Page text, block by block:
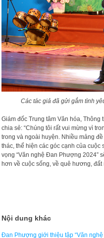
Các tác giả đã gửi gắm tình
Giám đốc Trung tâm Văn hóa,
chia sẻ: “Chúng tôi rất vui mừng vì
trong và ngoài huyện. Nhiều mảng
thác, thể hiện các góc cạnh của
vọng “Văn nghệ Đan Phượng 2024”
hơn về cuộc sống, về quê hương, đất
Nội dung khác
Đan Phượng giới thiệu tập “Văn